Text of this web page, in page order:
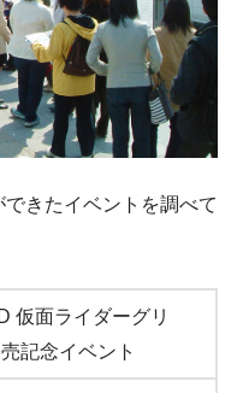
きたイベントを調べて
仮面ライダーグリ
記念イベント